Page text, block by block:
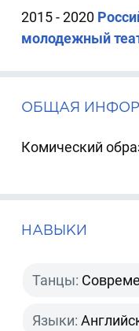
2015 - 2020
молодежный
ОБЩАЯ
Комический
НАВЫКИ
Танцы:
Языки: